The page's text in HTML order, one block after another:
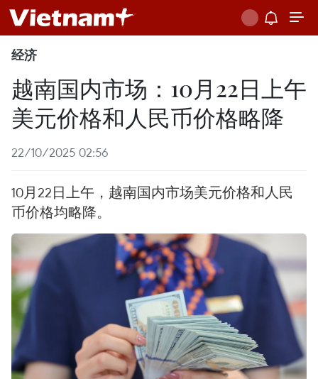
经济
越南国内市场：10月22日上午
美元价格和人民币价格略降
22/10/2025 02:56
10月22日上午，越南国内市场美元价格和人民
币价格均略降。